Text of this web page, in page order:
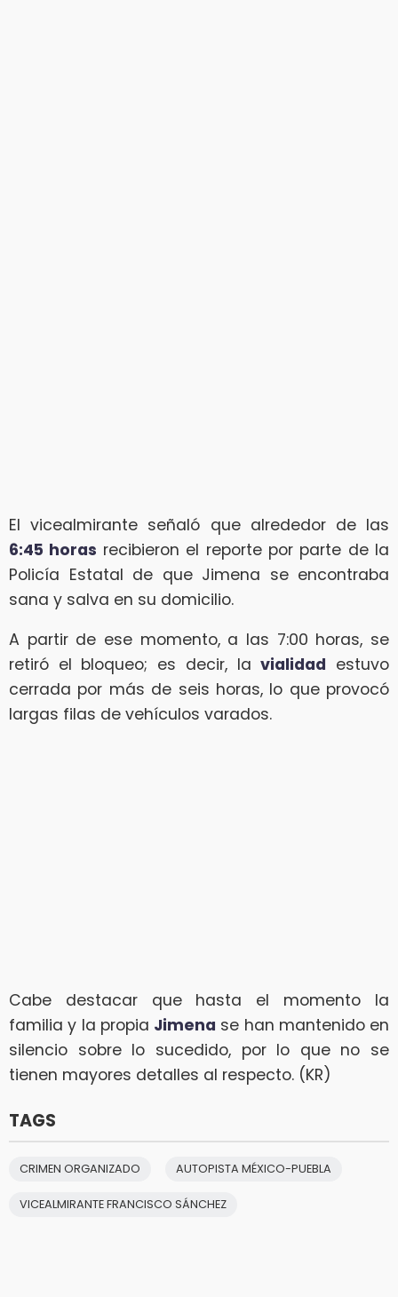
El vicealmirante señaló que alrededor de las
6:45 horas recibieron el reporte por parte de la
Policía Estatal de que Jimena se encontraba
sana y salva en su domicilio.
A partir de ese momento, a las 7:00 horas, se
retiró el bloqueo; es decir, lavialidad estuvo
cerrada por más de seis horas, lo que provocó
largas filas de vehículos varados.
Cabe destacar que hasta el momento la
familia y la propia Jimena se han mantenido en
silencio sobre lo sucedido, por lo que no se
tienen mayores detalles al respecto. (KR)
TAGS
CRIMEN ORGANIZADO AUTOPISTA MÉXICO-PUEBLA
VICEALMIRANTE FRANCISCO SÁNCHEZ